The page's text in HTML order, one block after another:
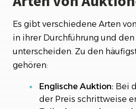
Es gibt verschiedene Arten
in ihrer Durchführung und den
unterscheiden. Zu den
gehören:
Englische Auktion: Bei
der Preis schrittweise